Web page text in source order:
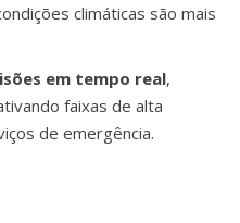
climáticas são mais
em tempo real,
faixas de alta
de emergência.